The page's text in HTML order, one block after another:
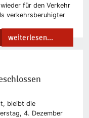
für den Verkehr
verkehrsberuhigter
weiterlesen...
bleibt die
4. Dezember